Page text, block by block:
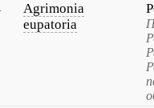
Agrimonia
eupatoria